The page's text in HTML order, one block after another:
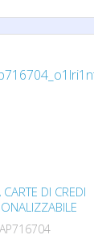
DI CREDI
AP716704